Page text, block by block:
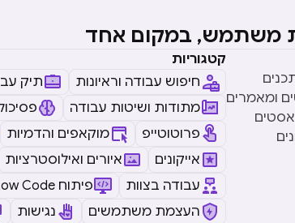
משתמש, במקום אחד
ומאמרים
קטגוריות
חיפוש עבודה וראיונות
תיק
מתודות ושיטות עבודה
פרוטוטייפ
מוקאפים והדמיות
אייקונים
איורים ואילוסטרציות
עבודה בצוות
Low Code פיתוח
העצמת משתמשים
נגישות